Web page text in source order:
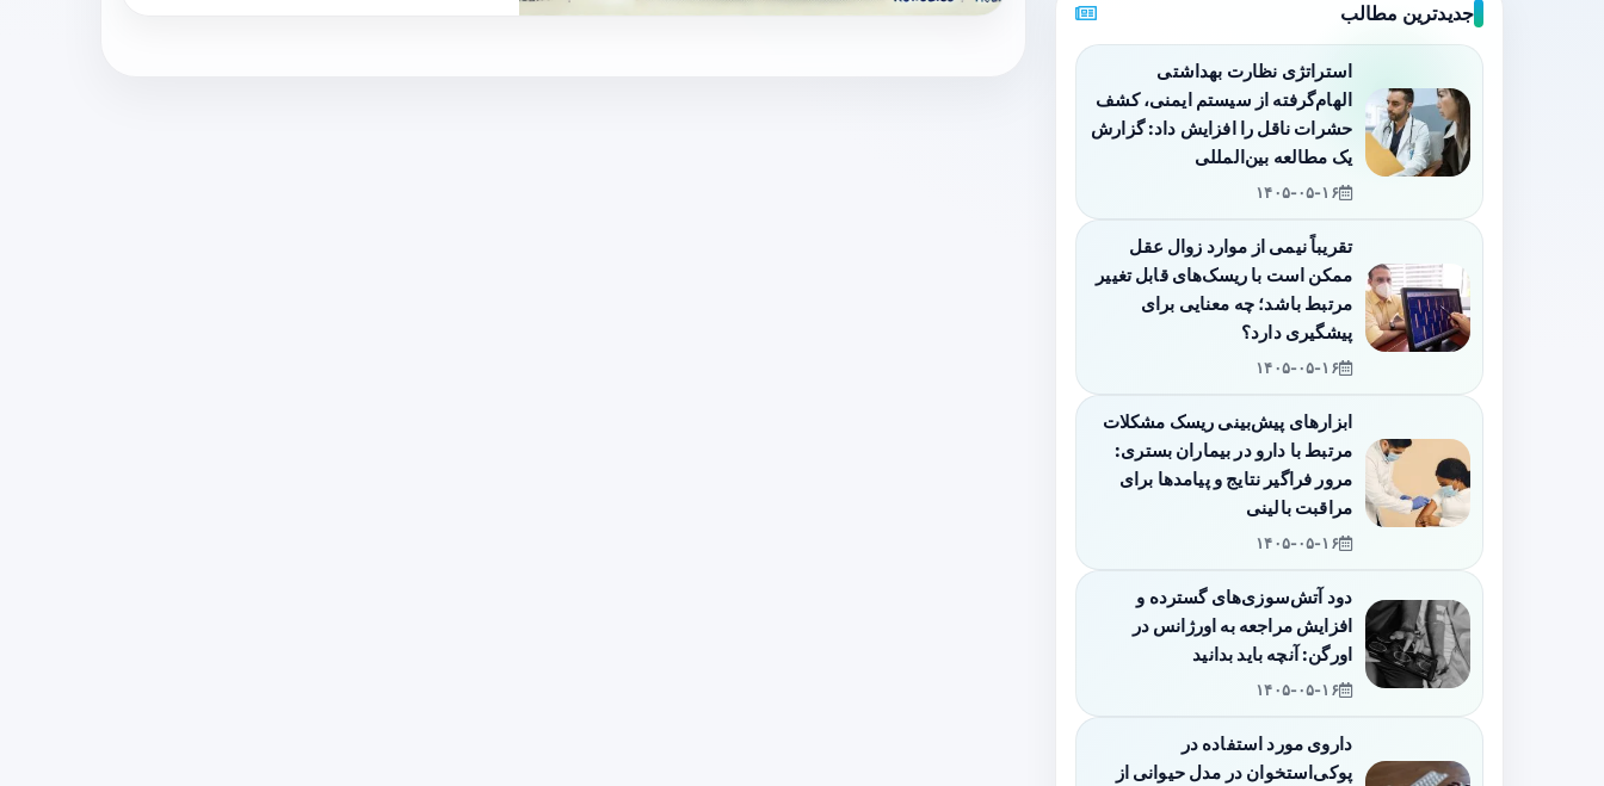
جدیدترین مطالب
استراتژی نظارت بهداشتی
الهام‌گرفته از سیستم ایمنی، کشف
حشرات ناقل را افزایش داد: گزارش
یک مطالعه بین‌المللی
۱۴۰۵-۰۵-۱۶
تقریباً نیمی از موارد زوال عقل
ممکن است با ریسک‌های قابل تغییر
مرتبط باشد؛ چه معنایی برای
پیشگیری دارد؟
۱۴۰۵-۰۵-۱۶
ابزارهای پیش‌بینی ریسک مشکلات
مرتبط با دارو در بیماران بستری:
مرور فراگیر نتایج و پیامدها برای
مراقبت بالینی
۱۴۰۵-۰۵-۱۶
دود آتش‌سوزی‌های گسترده و
افزایش مراجعه به اورژانس در
اورگن: آنچه باید بدانید
۱۴۰۵-۰۵-۱۶
داروی مورد استفاده در
پوکی‌استخوان در مدل حیوانی از